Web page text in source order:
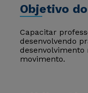
Objetivo
Capacitar
desenvolvendo
movimento.